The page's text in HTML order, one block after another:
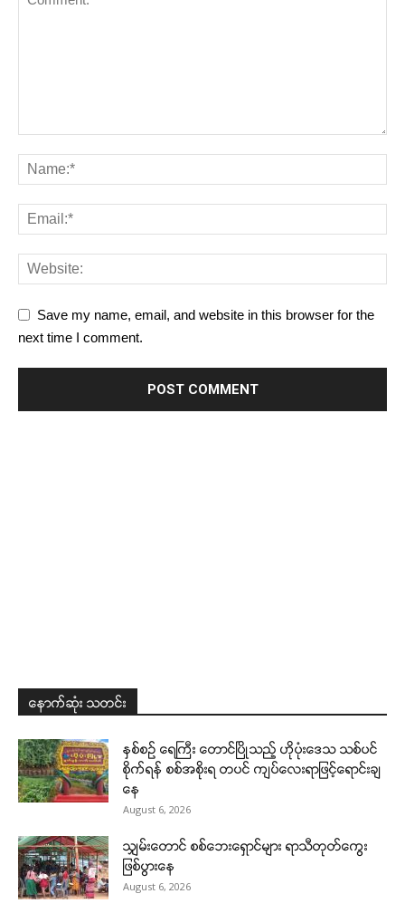
Save my name, email, and website in this browser for the
next time I comment.
နောက်ဆုံး သတင်း
နှစ်စဉ် ရေကြီး တောင်ပြိုသည့် ဟိုပုံးဒေသ သစ်ပင်
စိုက်ရန် စစ်အစိုးရ တပင် ကျပ်လေးရာဖြင့်ရောင်းချ
နေ
August 6, 2026
သျှမ်းတောင် စစ်ဘေးရှောင်များ ရာသီတုတ်ကွေး
ဖြစ်ပွားနေ
August 6, 2026